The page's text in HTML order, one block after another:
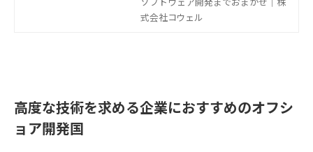
ます。そこで当記事では、オフショ
式会社コウェル
高度な技術を求める企業におすすめのオフシ
ョア開発国